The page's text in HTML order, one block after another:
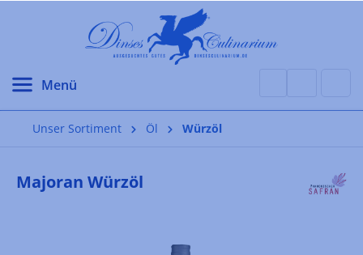
Unser Sortiment Öl Würzöl
Majoran Würzöl